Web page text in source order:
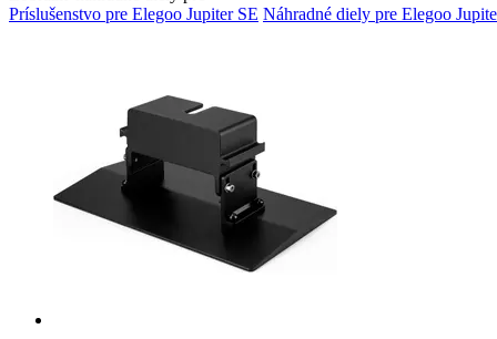
Príslušenstvo pre Elegoo Jupiter SE Náhradné diely pre Elegoo